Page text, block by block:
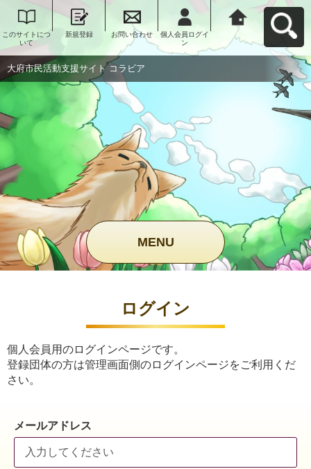
このサイトにつ
いて
新規登録 お問い合わせ
個人会員ログイ
ン
大府市民活動支
援サイト コラビ
アへ戻る
大府市民活動支援サイト コラビア
MENU
ログイン
個人会員用のログインページです。
登録団体の方は管理画面側のログインページをご利用くだ
さい。
メールアドレス